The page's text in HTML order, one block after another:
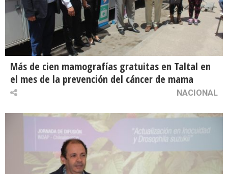
Más de cien mamografías gratuitas en Taltal en
el mes de la prevención del cáncer de mama
NACIONAL